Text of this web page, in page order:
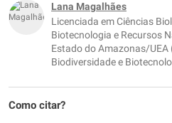
Lana Magalhães
Licenciada em Ciências
Biotecnologia e Recursos
Estado do Amazonas/
Biodiversidade e
Como citar?